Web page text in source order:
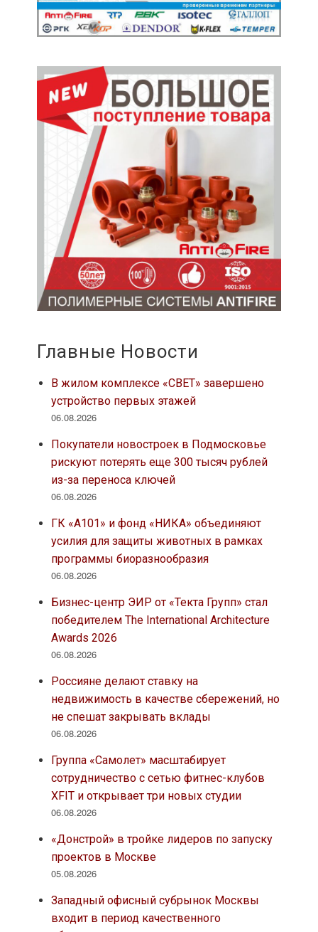
Главные Новости
В жилом комплексе «СВЕТ» завершено
устройство первых этажей
06.08.2026
Покупатели новостроек в Подмосковье
рискуют потерять еще 300 тысяч рублей
из-за переноса ключей
06.08.2026
ГК «А101» и фонд «НИКА» объединяют
усилия для защиты животных в рамках
программы биоразнообразия
06.08.2026
Бизнес-центр ЭИР от «Текта Групп» стал
победителем The International Architecture
Awards 2026
06.08.2026
Россияне делают ставку на
недвижимость в качестве сбережений, но
не спешат закрывать вклады
06.08.2026
Группа «Самолет» масштабирует
сотрудничество с сетью фитнес-клубов
XFIT и открывает три новых студии
06.08.2026
«Донстрой» в тройке лидеров по запуску
проектов в Москве
05.08.2026
Западный офисный субрынок Москвы
входит в период качественного